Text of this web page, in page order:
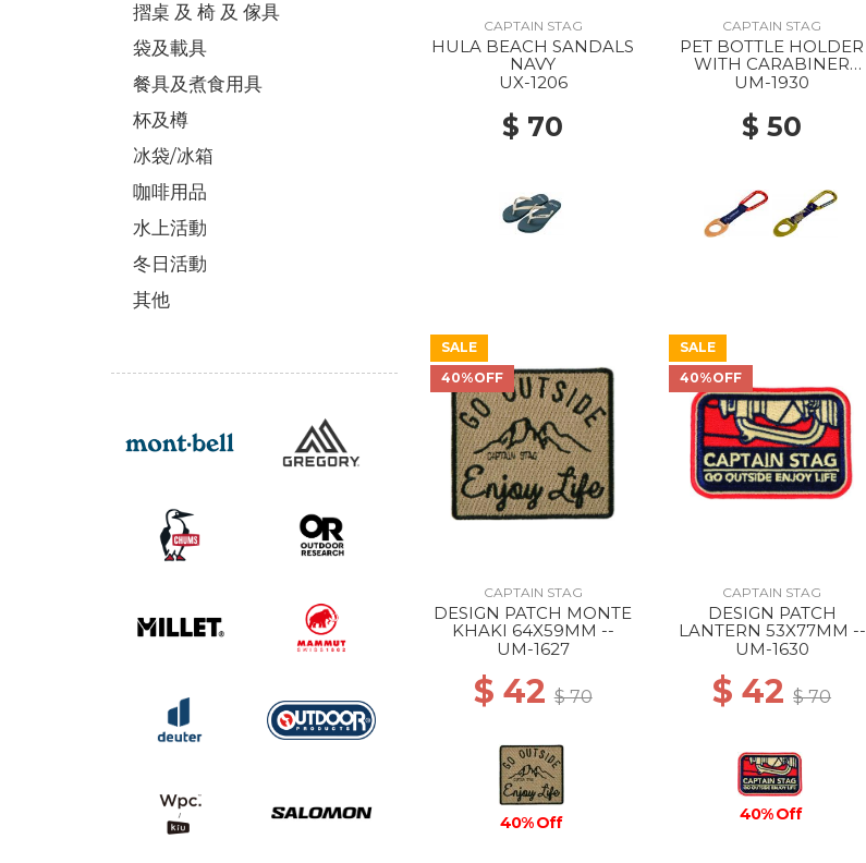
CAPTAIN STAG
HULA BEACH SANDALS
NAVY
UX-1206
$ 70
CAPTAIN STAG
PET BOTTLE HOLDER
WITH CARABINER
campout/dark gray x tan
UM-1930
$ 50
SALE
40%OFF
CAPTAIN STAG
DESIGN PATCH MONTE
KHAKI 64X59MM --
UM-1627
$ 42$ 70
40% Off
SALE
40%OFF
CAPTAIN STAG
DESIGN PATCH
LANTERN 53X77MM --
UM-1630
$ 42$ 70
40% Off
摺桌 及 椅 及 傢具
袋及載具
餐具及煮食用具
杯及樽
冰袋/冰箱
咖啡用品
水上活動
冬日活動
其他